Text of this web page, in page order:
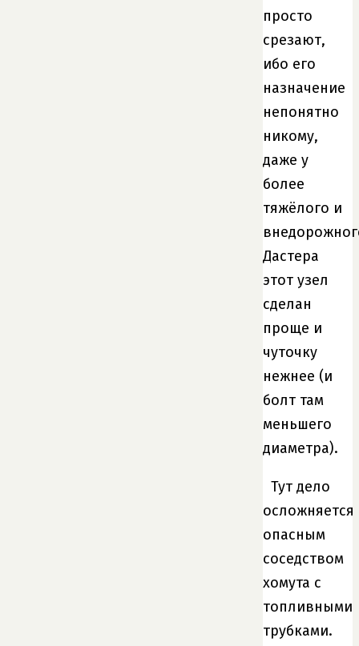
просто
срезают,
ибо его
назначение
непонятно
никому,
даже у
более
тяжёлого и
Дастера
этот узел
сделан
проще и
чуточку
нежнее (и
болт там
меньшего
диаметра).
Тут дело
осложняется
опасным
соседством
хомута с
топливными
трубками.